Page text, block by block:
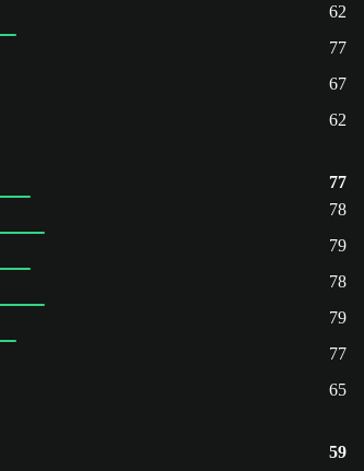
62
77
67
62
77
78
79
78
79
77
65
59